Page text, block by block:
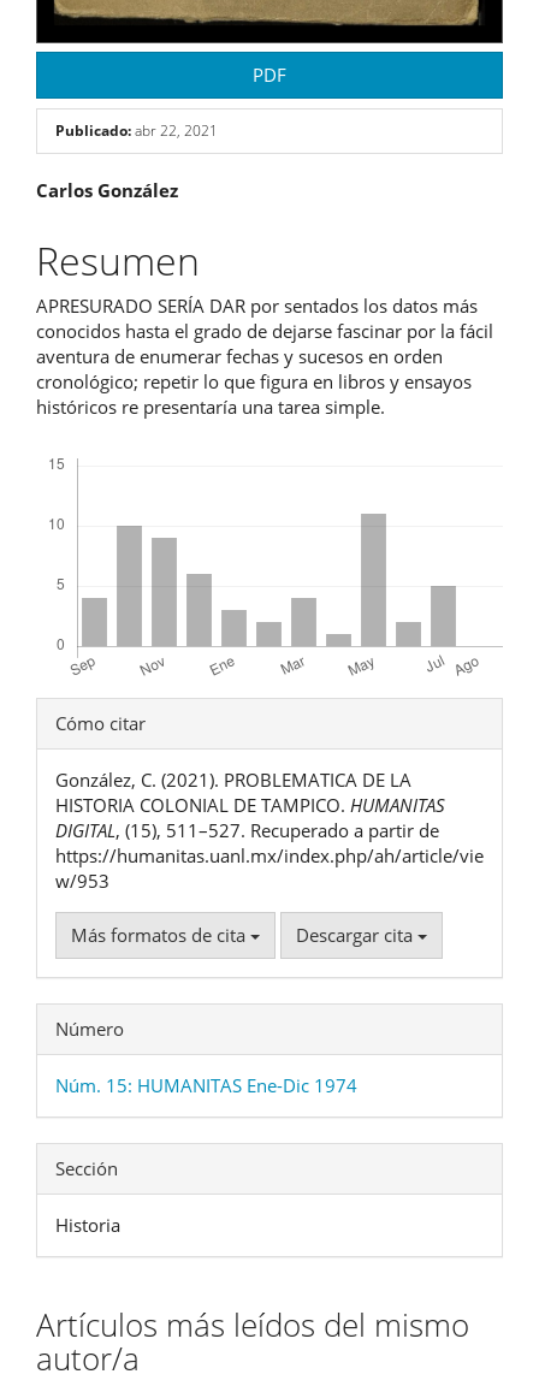
PDF
Publicado:abr 22, 2021
Contenido
principal
del
artículo
Carlos González
Resumen
APRESURADO SERÍA DAR por sentados los datos más
conocidos hasta el grado de dejarse fascinar por la fácil
aventura de enumerar fechas y sucesos en orden
cronológico; repetir lo que figura en libros y ensayos
históricos re presentaría una tarea simple.
Detalles
del
artículo
Cómo citar
González, C. (2021). PROBLEMATICA DE LA
HISTORIA COLONIAL DE TAMPICO. HUMANITAS
DIGITAL, (15), 511–527. Recuperado a partir de
https://humanitas.uanl.mx/index.php/ah/article/vie
w/953
Más formatos de cita Descargar cita
Número
Núm. 15: HUMANITAS Ene-Dic 1974
Sección
Historia
Artículos más leídos del mismo
autor/a